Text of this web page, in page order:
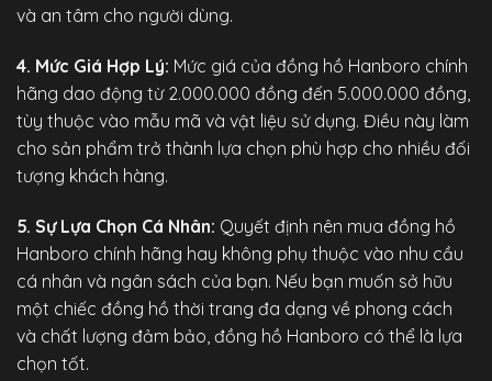
và an tâm cho người dùng.
4. Mức Giá Hợp Lý: Mức giá của đồng hồ Hanboro chính
hãng dao động từ 2.000.000 đồng đến 5.000.000 đồng,
tùy thuộc vào mẫu mã và vật liệu sử dụng. Điều này làm
cho sản phẩm trở thành lựa chọn phù hợp cho nhiều đối
tượng khách hàng.
5. Sự Lựa Chọn Cá Nhân: Quyết định nên mua đồng hồ
Hanboro chính hãng hay không phụ thuộc vào nhu cầu
cá nhân và ngân sách của bạn. Nếu bạn muốn sở hữu
một chiếc đồng hồ thời trang đa dạng về phong cách
và chất lượng đảm bảo, đồng hồ Hanboro có thể là lựa
chọn tốt.